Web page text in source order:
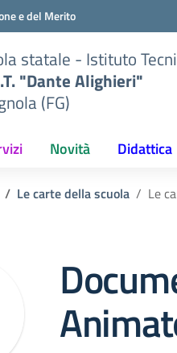
e del Merito
statale - Istituto
"Dante Alighieri"
(FG)
Novità Didattica
Le carte della scuola Le